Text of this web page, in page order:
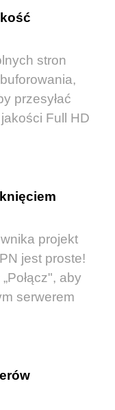
stron
przesyłać
Full HD
projekt
jest proste!
aby
serwerem